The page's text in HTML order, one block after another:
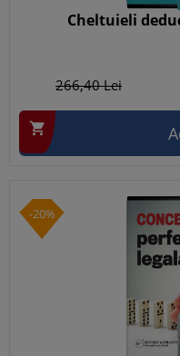
Cheltuieli
266,40Lei

-20%